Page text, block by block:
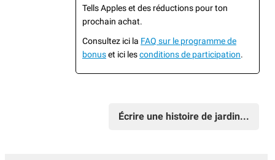
Tells Apples et des réductions pour ton
prochain achat.
Consultez ici la FAQ sur le programme de
bonuset ici lesconditions de participation.
Écrire une histoire de jardin...